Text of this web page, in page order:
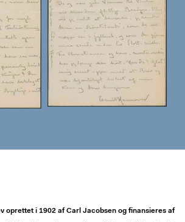
oprettet i 1902 af Carl Jacobsen og finansieres af